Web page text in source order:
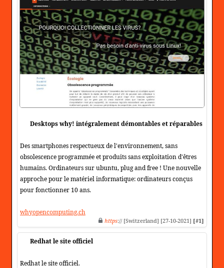
Desktops why! intégralement démontables et réparables
Des smartphones respectueux de l'environnement, sans
obsolescence programmée et produits sans exploitation d'êtres
humains. Ordinateurs sur ubuntu, plug and free ! Une nouvelle
approche pour le matériel informatique: ordinateurs conçus
pour fonctionner 10 ans.
whyopencomputing.ch
https:// [Switzerland] [27-10-2021] [#1]
Redhat le site officiel
Redhat le site officiel.